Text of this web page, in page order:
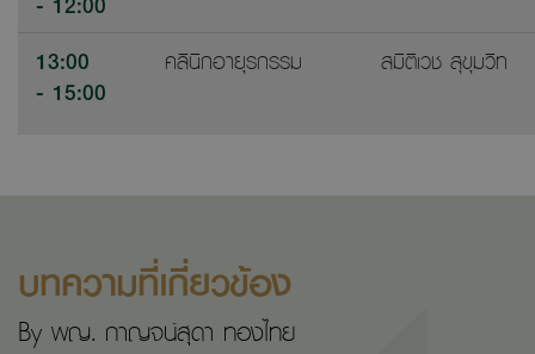
13:00
- 15:00
คลินิกอายุรกรรม สมิติเวช สุขุมวิท
บทความที่เกี่ยวข้อง
By พญ. กาญจน์สุดา ทองไทย